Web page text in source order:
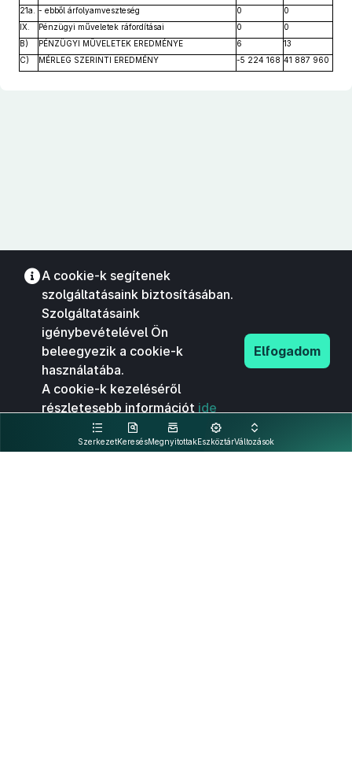
21a.
- ebből árfolyamveszteség 0
0
IX.
Pénzügyi műveletek ráfordításai 0
0
B)
PÉNZÜGYI MŰVELETEK EREDMÉNYE 6
13
C)
MÉRLEG SZERINTI EREDMÉNY -5 224 168 41 887 960
SzerkezetKeresésMegnyitottakEszköztárVáltozások
A cookie-k segítenek
szolgáltatásaink biztosításában.
Szolgáltatásaink
igénybevételével Ön
beleegyezik a cookie-k
használatába.
A cookie-k kezeléséről
részletesebb információt ide
kattintva olvashat.
Elfogadom